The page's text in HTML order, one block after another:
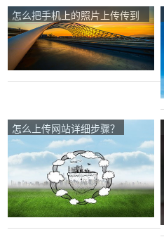
怎么把手机上的照片上传传到
电脑上面呢？
怎么上传网站详细步骤？